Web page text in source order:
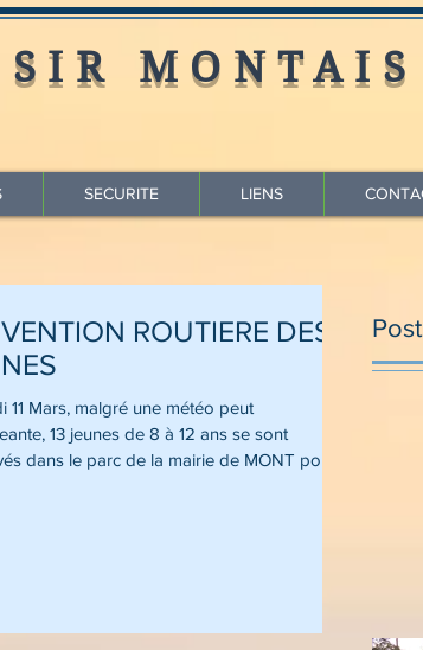
MONTAIS
SECURITE LIENS
ROUTIERE DES
11 Mars, malgré une météo peut
13 jeunes de 8 à 12 ans se sont
dans le parc de la mairie de MONT pour